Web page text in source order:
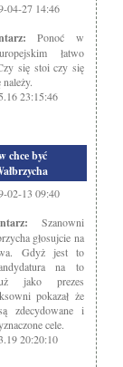
04-27 14:46
Ponoć w
łatwo
się stoi czy się
23:15:46
chce być
02-13 09:40
Szanowni
głosujcie na
Gdyż jest to
na to
jako prezes
pokazał że
zdecydowane i
cele.
20:20:10